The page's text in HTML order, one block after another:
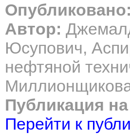
Опубликовано:
Автор:
Юсупович,
нефтяной
Публикация
Перейти к